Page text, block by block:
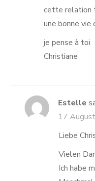
cette relation
une bonne vie
je pense à toi
Christiane
Estelle
The Real
Anti-Spam by
17
Liebe
Vielen
Ich habe